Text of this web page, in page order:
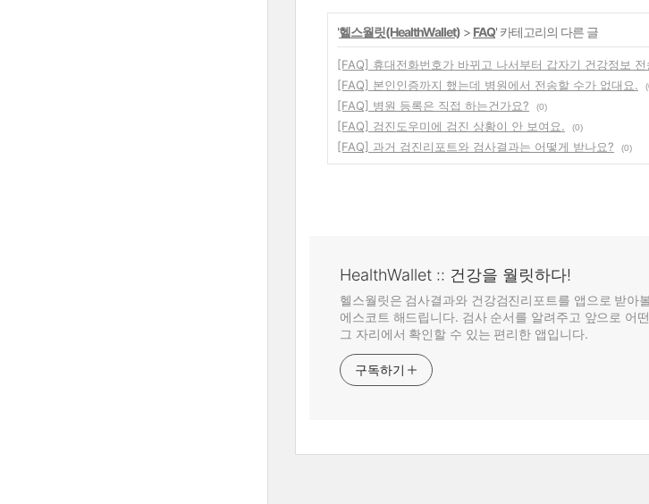
'헬스월릿(HealthWallet) > FAQ' 카테고리의 다른 글
[FAQ] 휴대전화번호가 바뀌고 나서부터 갑자기 건강정보
[FAQ] 본인인증까지 했는데 병원에서 전송할 수가 없대요.
[FAQ] 병원 등록은 직접 하는건가요?
(0)
[FAQ] 검진도우미에 검진 상황이 안 보여요.
(0)
[FAQ] 과거 검진리포트와 검사결과는 어떻게 받나요?
(0)
HealthWallet :: 건강을 월릿하다!
헬스월릿은 검사결과와 건강검진리포트를 앱으로 받
에스코트 해드립니다. 검사 순서를 알려주고 앞으로 어
그 자리에서 확인할 수 있는 편리한 앱입니다.
구독하기